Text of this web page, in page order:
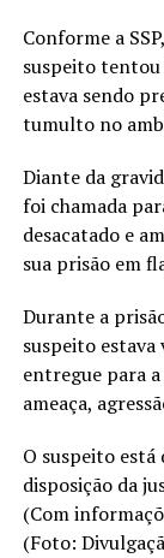
Conforme a
suspeito
estava sendo
tumulto no
Diante da
foi chamada
desacatado e
sua prisão em
Durante a
suspeito
entregue para
ameaça,
O suspeito
disposição da
(Com
(Foto: